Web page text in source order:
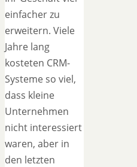
einfacher zu
erweitern. Viele
Jahre lang
kosteten CRM-
Systeme so viel,
dass kleine
Unternehmen
nicht interessiert
waren, aber in
den letzten